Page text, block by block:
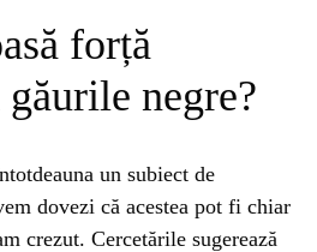
forță
găurile negre?
un subiect de
dovezi că acestea pot fi chiar
crezut. Cercetările sugerează
a Încetinit Rotația
sau Realitate?
5 cele mai bune seriale